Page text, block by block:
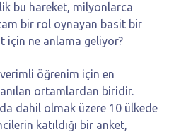
bu hareket, milyonlarca
bir rol oynayan basit bir
için ne anlama geliyor?
öğrenim için en
ortamlardan biridir.
dahil olmak üzere 10 ülkede
katıldığı bir anket,